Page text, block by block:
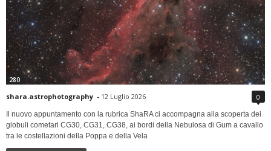
280
shara.astrophotography - 12 Luglio 2026 0
Il nuovo appuntamento con la rubrica ShaRA ci accompagna alla scoperta dei
globuli cometari CG30, CG31, CG38, ai bordi della Nebulosa di Gum a cavallo
tra le costellazioni della Poppa e della Vela